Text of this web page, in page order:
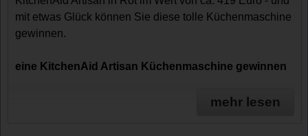
mit etwas Glück können Sie diese tolle Küchenmaschine
gewinnen.
eine KitchenAid Artisan Küchenmaschine gewinnen
mehr lesen